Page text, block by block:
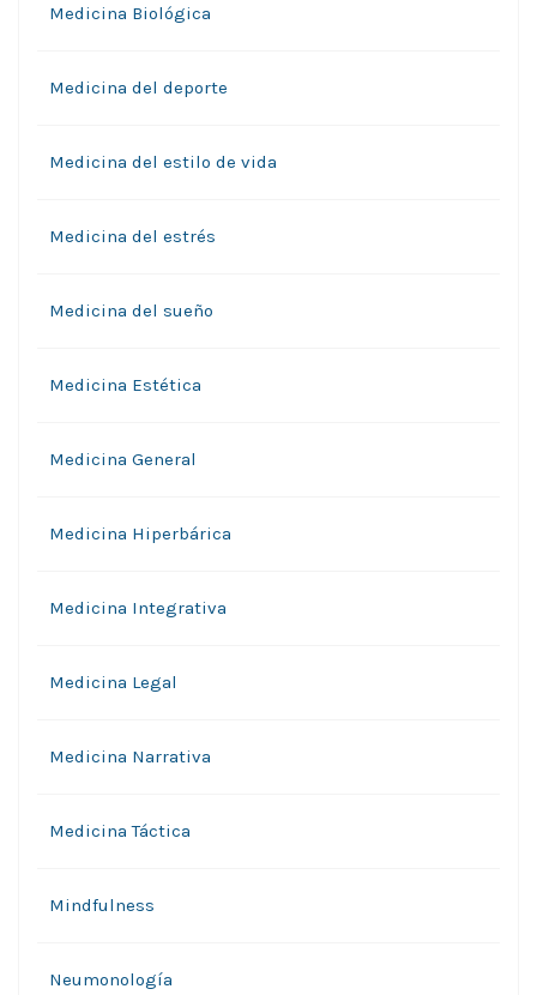
Medicina Biológica
Medicina del deporte
Medicina del estilo de vida
Medicina del estrés
Medicina del sueño
Medicina Estética
Medicina General
Medicina Hiperbárica
Medicina Integrativa
Medicina Legal
Medicina Narrativa
Medicina Táctica
Mindfulness
Neumonología